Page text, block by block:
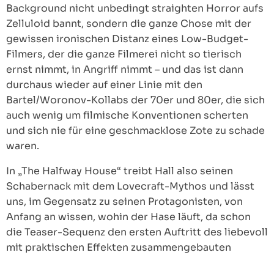
Background nicht unbedingt straighten Horror aufs
Zelluloid bannt, sondern die ganze Chose mit der
gewissen ironischen Distanz eines Low-Budget-
Filmers, der die ganze Filmerei nicht so tierisch
ernst nimmt, in Angriff nimmt – und das ist dann
durchaus wieder auf einer Linie mit den
Bartel/Woronov-Kollabs der 70er und 80er, die sich
auch wenig um filmische Konventionen scherten
und sich nie für eine geschmacklose Zote zu schade
waren.
In „The Halfway House“ treibt Hall also seinen
Schabernack mit dem Lovecraft-Mythos und lässt
uns, im Gegensatz zu seinen Protagonisten, von
Anfang an wissen, wohin der Hase läuft, da schon
die Teaser-Sequenz den ersten Auftritt des liebevoll
mit praktischen Effekten zusammengebauten